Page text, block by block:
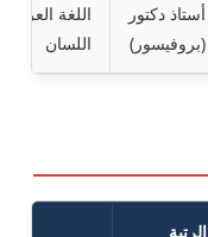
أستاذ دكتور
(بروفيسور)
اللغة
اللسان
الرتبة